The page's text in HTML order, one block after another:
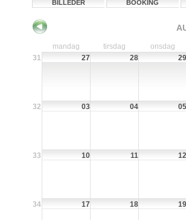
BILLEDER
BOOKING
mandag tirsdag onsdag
31
27 28 29
32 03 04 05
33 10 11 12
34 17 18 19